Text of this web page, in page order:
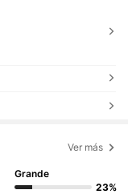
Ver más
Grande
23%